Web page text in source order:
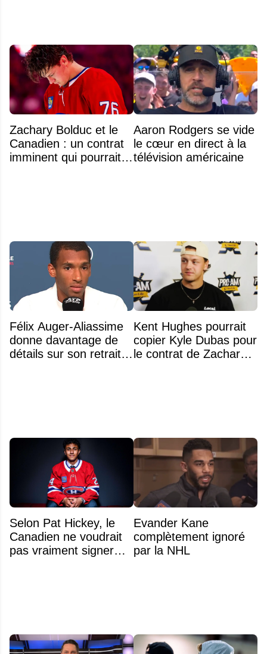
Zachary Bolduc et le
Canadien : un contrat
imminent qui pourrait
Aaron Rodgers se vide
le cœur en direct à la
télévision américaine
Félix Auger-Aliassime
donne davantage de
détails sur son retrait
Kent Hughes pourrait
copier Kyle Dubas pour
le contrat de Zachary
Selon Pat Hickey, le
Canadien ne voudrait
pas vraiment signer
Evander Kane
complètement ignoré
par la NHL